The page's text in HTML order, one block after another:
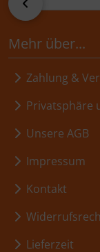
Mehr über...
Zahlung &
Privatsphäre
Unsere AGB
Impressum
Kontakt
Lieferzeit